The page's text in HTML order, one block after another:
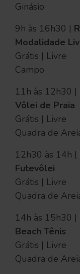
Ginásio
9h às 16h30 |
Modalidade
Grátis | Livre
Campo
11h às 12h30 |
Vôlei de Praia
Grátis | Livre
Quadra de
12h30 às 14h |
Futevôlei
Grátis | Livre
Quadra de
14h às 15h30 |
Beach Tênis
Grátis | Livre
Quadra de